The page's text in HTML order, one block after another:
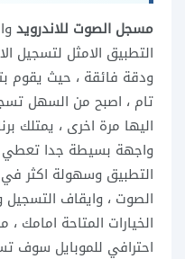
مسجل الصوت للاندرويد
التطبيق الامثل لتسجيل
ودقة فائقة ، حيث يقوم
تام ، اصبح من السهل
اليها مرة اخرى ، يمتلك
واجهة بسيطة جدا تعطي
التطبيق وسهولة اكثر
الصوت ، وايقاف التسجيل
الخيارات المتاحة امامك ،
احترافي للموبايل سوف